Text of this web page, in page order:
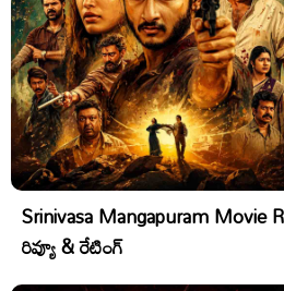
Srinivasa Mangapuram Movie
రివ్యూ & రేటింగ్